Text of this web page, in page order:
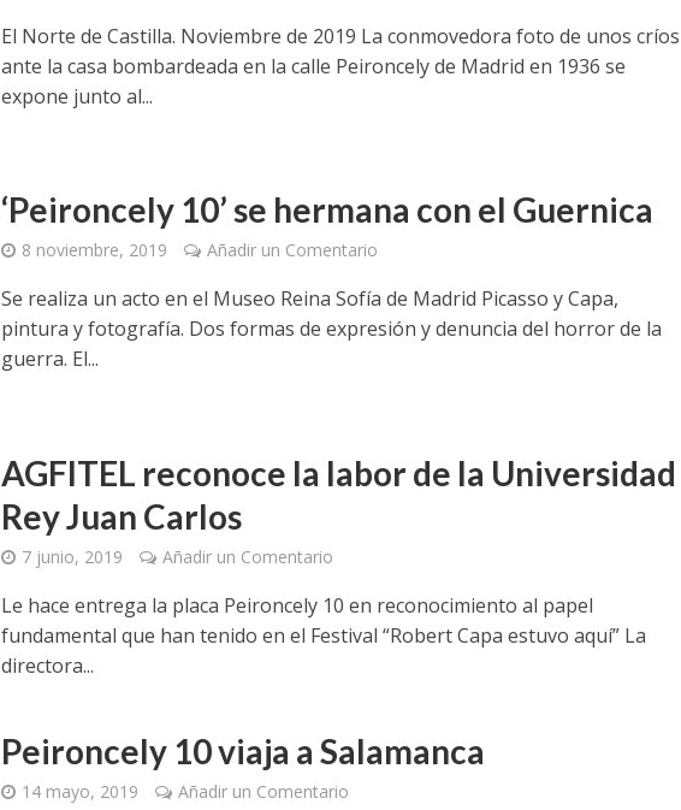
El Norte de Castilla. Noviembre de 2019 La conmovedora foto de unos críos
ante la casa bombardeada en la calle Peironcely de Madrid en 1936 se
expone junto al...
‘Peironcely 10’ se hermana con el Guernica
8 noviembre, 2019 Añadir un Comentario
Se realiza un acto en el Museo Reina Sofía de Madrid Picasso y Capa,
pintura y fotografía. Dos formas de expresión y denuncia del horror de la
guerra. El...
AGFITEL reconoce la labor de la Universidad
Rey Juan Carlos
7 junio, 2019 Añadir un Comentario
Le hace entrega la placa Peironcely 10 en reconocimiento al papel
fundamental que han tenido en el Festival “Robert Capa estuvo aquí” La
directora...
Peironcely 10 viaja a Salamanca
14 mayo, 2019 Añadir un Comentario